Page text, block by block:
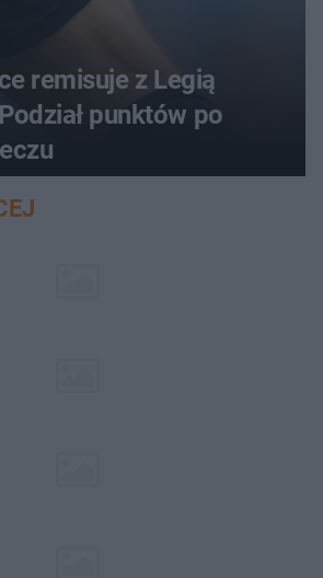
remisuje z Legią
punktów po